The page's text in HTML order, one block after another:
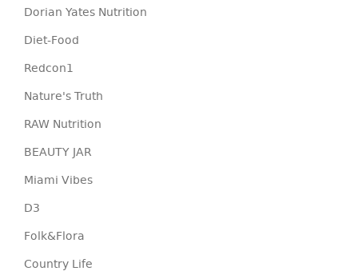
Dorian Yates Nutrition
Diet-Food
Redcon1
Nature's Truth
RAW Nutrition
BEAUTY JAR
Miami Vibes
D3
Folk&Flora
Country Life